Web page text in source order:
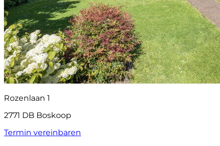
Rozenlaan 1
2771 DB Boskoop
Termin vereinbaren